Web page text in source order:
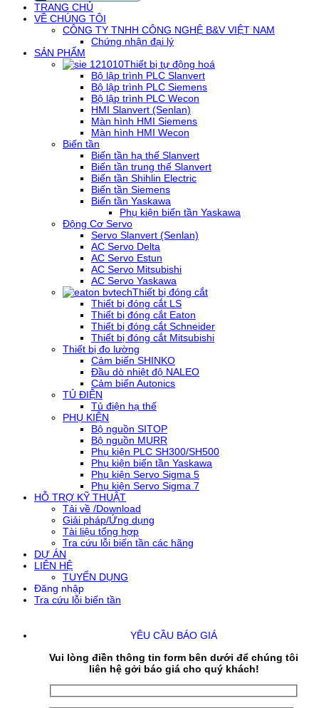
TRANG CHỦ
VỀ CHÚNG TÔI
CÔNG TY TNHH CÔNG NGHỆ B&V VIỆT NAM
Chứng nhận đại lý
SẢN PHẨM
Thiết bị tự động hoá
Bộ lập trình PLC Slanvert
Bộ lập trình PLC Siemens
Bộ lập trình PLC Wecon
HMI Slanvert (Senlan)
Màn hình HMI Siemens
Màn hình HMI Wecon
Biến tần
Biến tần hạ thế Slanvert
Biến tần trung thế Slanvert
Biến tần Shihlin Electric
Biến tần Siemens
Biến tần Yaskawa
Phụ kiện biến tần Yaskawa
Động Cơ Servo
Servo Slanvert (Senlan)
AC Servo Delta
AC Servo Estun
AC Servo Mitsubishi
AC Servo Yaskawa
Thiết bị đóng cắt
Thiết bị đóng cắt LS
Thiết bị đóng cắt Eaton
Thiết bị đóng cắt Schneider
Thiết bị đóng cắt Mitsubishi
Thiết bị đo lường
Cảm biến SHINKO
Đầu dò nhiệt độ NALEO
Cảm biến Autonics
TỦ ĐIỆN
Tủ điện hạ thế
PHỤ KIỆN
Bộ nguồn SITOP
Bộ nguồn MURR
Phụ kiện PLC SH300/SH500
Phụ kiện biến tần Yaskawa
Phụ kiện Servo Sigma 5
Phụ kiện Servo Sigma 7
HỖ TRỢ KỸ THUẬT
Tải về /Download
Giải pháp/Ứng dụng
Tài liệu tổng hợp
Tra cứu lỗi biến tần các hãng
DỰ ÁN
LIÊN HỆ
TUYỂN DỤNG
Đăng nhập
Tra cứu lỗi biến tần
YÊU CẦU BÁO GIÁ
Vui lòng điền thông tin form bên dưới để chúng tôi
liên hệ gởi báo giá cho quý khách!